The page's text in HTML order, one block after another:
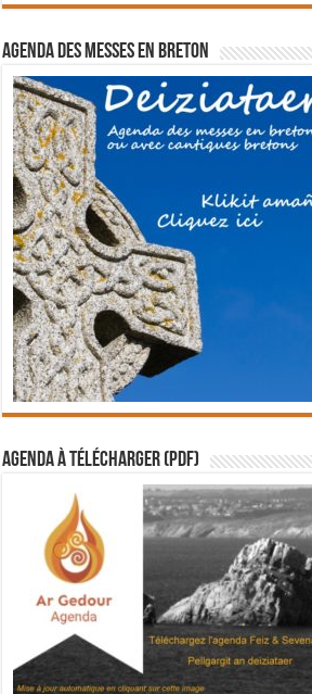
Agenda des messes en breton
Agenda à télécharger (PDF)